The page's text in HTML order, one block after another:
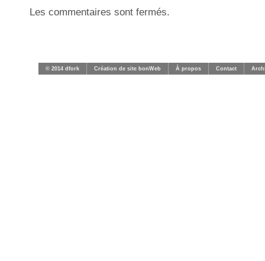
Les commentaires sont fermés.
© 2014 dfork Création de site bonWeb À propos Contact